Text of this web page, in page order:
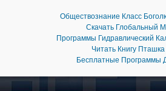
Обществознание Класс
Скачать Глобальный
Программы Гидравлический
Читать Книгу
Бесплатные Программы